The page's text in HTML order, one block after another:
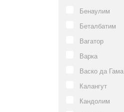
Бенаулим
Беталбатим
Вагатор
Варка
Васко да Гама
Калангут
Кандолим